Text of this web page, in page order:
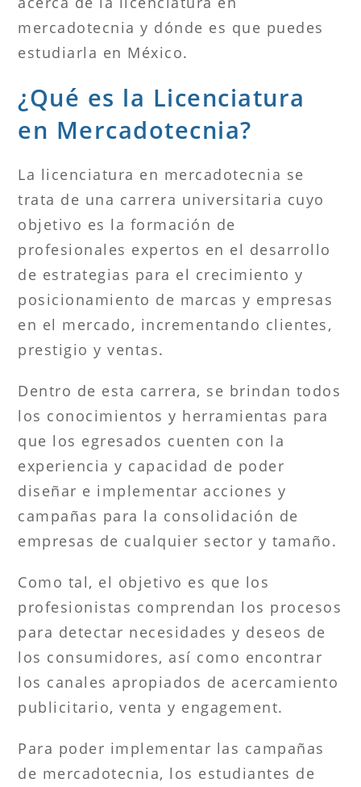
mercadotecnia y dónde es que puedes
estudiarla en México.
¿Qué es la Licenciatura
en Mercadotecnia?
La licenciatura en mercadotecnia se
trata de una carrera universitaria cuyo
objetivo es la formación de
profesionales expertos en el desarrollo
de estrategias para el crecimiento y
posicionamiento de marcas y empresas
en el mercado, incrementando clientes,
prestigio y ventas.
Dentro de esta carrera, se brindan todos
los conocimientos y herramientas para
que los egresados cuenten con la
experiencia y capacidad de poder
diseñar e implementar acciones y
campañas para la consolidación de
empresas de cualquier sector y tamaño.
Como tal, el objetivo es que los
profesionistas comprendan los procesos
para detectar necesidades y deseos de
los consumidores, así como encontrar
los canales apropiados de acercamiento
publicitario, venta y engagement.
Para poder implementar las campañas
de mercadotecnia, los estudiantes de